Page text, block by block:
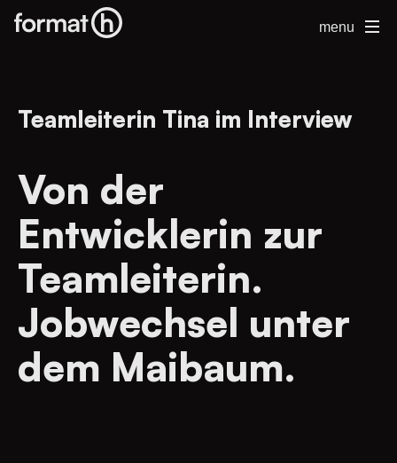
menu
Teamleiterin Tina im Interview
Von der
Entwicklerin zur
Teamleiterin.
Jobwechsel unter
dem Maibaum.